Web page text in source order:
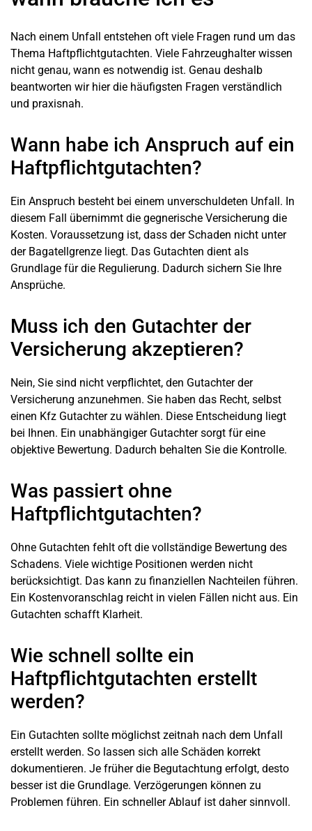
Nach einem Unfall entstehen oft viele Fragen rund um das
Thema Haftpflichtgutachten. Viele Fahrzeughalter wissen
nicht genau, wann es notwendig ist. Genau deshalb
beantworten wir hier die häufigsten Fragen verständlich
und praxisnah.
Wann habe ich Anspruch auf ein
Haftpflichtgutachten?
Ein Anspruch besteht bei einem unverschuldeten Unfall. In
diesem Fall übernimmt die gegnerische Versicherung die
Kosten. Voraussetzung ist, dass der Schaden nicht unter
der Bagatellgrenze liegt. Das Gutachten dient als
Grundlage für die Regulierung. Dadurch sichern Sie Ihre
Ansprüche.
Muss ich den Gutachter der
Versicherung akzeptieren?
Nein, Sie sind nicht verpflichtet, den Gutachter der
Versicherung anzunehmen. Sie haben das Recht, selbst
einen Kfz Gutachter zu wählen. Diese Entscheidung liegt
bei Ihnen. Ein unabhängiger Gutachter sorgt für eine
objektive Bewertung. Dadurch behalten Sie die Kontrolle.
Was passiert ohne
Haftpflichtgutachten?
Ohne Gutachten fehlt oft die vollständige Bewertung des
Schadens. Viele wichtige Positionen werden nicht
berücksichtigt. Das kann zu finanziellen Nachteilen führen.
Ein Kostenvoranschlag reicht in vielen Fällen nicht aus. Ein
Gutachten schafft Klarheit.
Wie schnell sollte ein
Haftpflichtgutachten erstellt
werden?
Ein Gutachten sollte möglichst zeitnah nach dem Unfall
erstellt werden. So lassen sich alle Schäden korrekt
dokumentieren. Je früher die Begutachtung erfolgt, desto
besser ist die Grundlage. Verzögerungen können zu
Problemen führen. Ein schneller Ablauf ist daher sinnvoll.